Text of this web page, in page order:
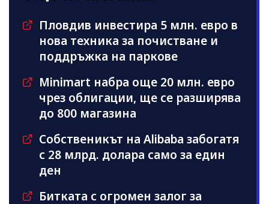
Пловдив инвестира 5 млн. евро в
нова техника за почистване и
поддръжка на паркове
Minimart набра още 20 млн. евро
чрез облигации, ще се разширява
до 800 магазина
Собственикът на Alibaba забогатя
с 28 млрд. долара само за един
ден
Битката с огромен залог за